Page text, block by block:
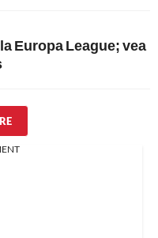
Europa League; vea